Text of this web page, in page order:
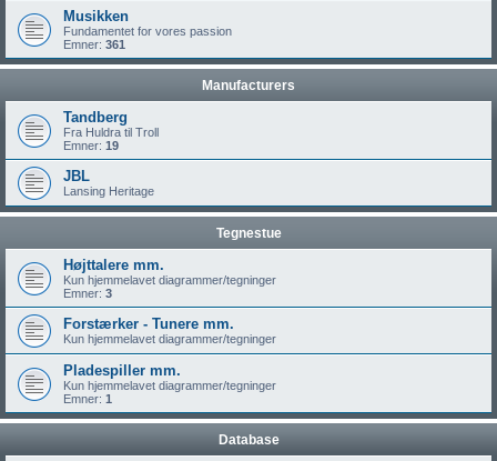
Musikken
Fundamentet for vores passion
Emner: 361
Manufacturers
Tandberg
Fra Huldra til Troll
Emner: 19
JBL
Lansing Heritage
Tegnestue
Højttalere mm.
Kun hjemmelavet diagrammer/tegninger
Emner: 3
Forstærker - Tunere mm.
Kun hjemmelavet diagrammer/tegninger
Pladespiller mm.
Kun hjemmelavet diagrammer/tegninger
Emner: 1
Database